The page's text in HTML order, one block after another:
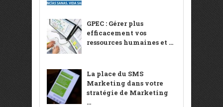
GPEC : Gérer plus
efficacement vos
ressources humaines et ...
La place du SMS
Marketing dans votre
stratégie de Marketing
...